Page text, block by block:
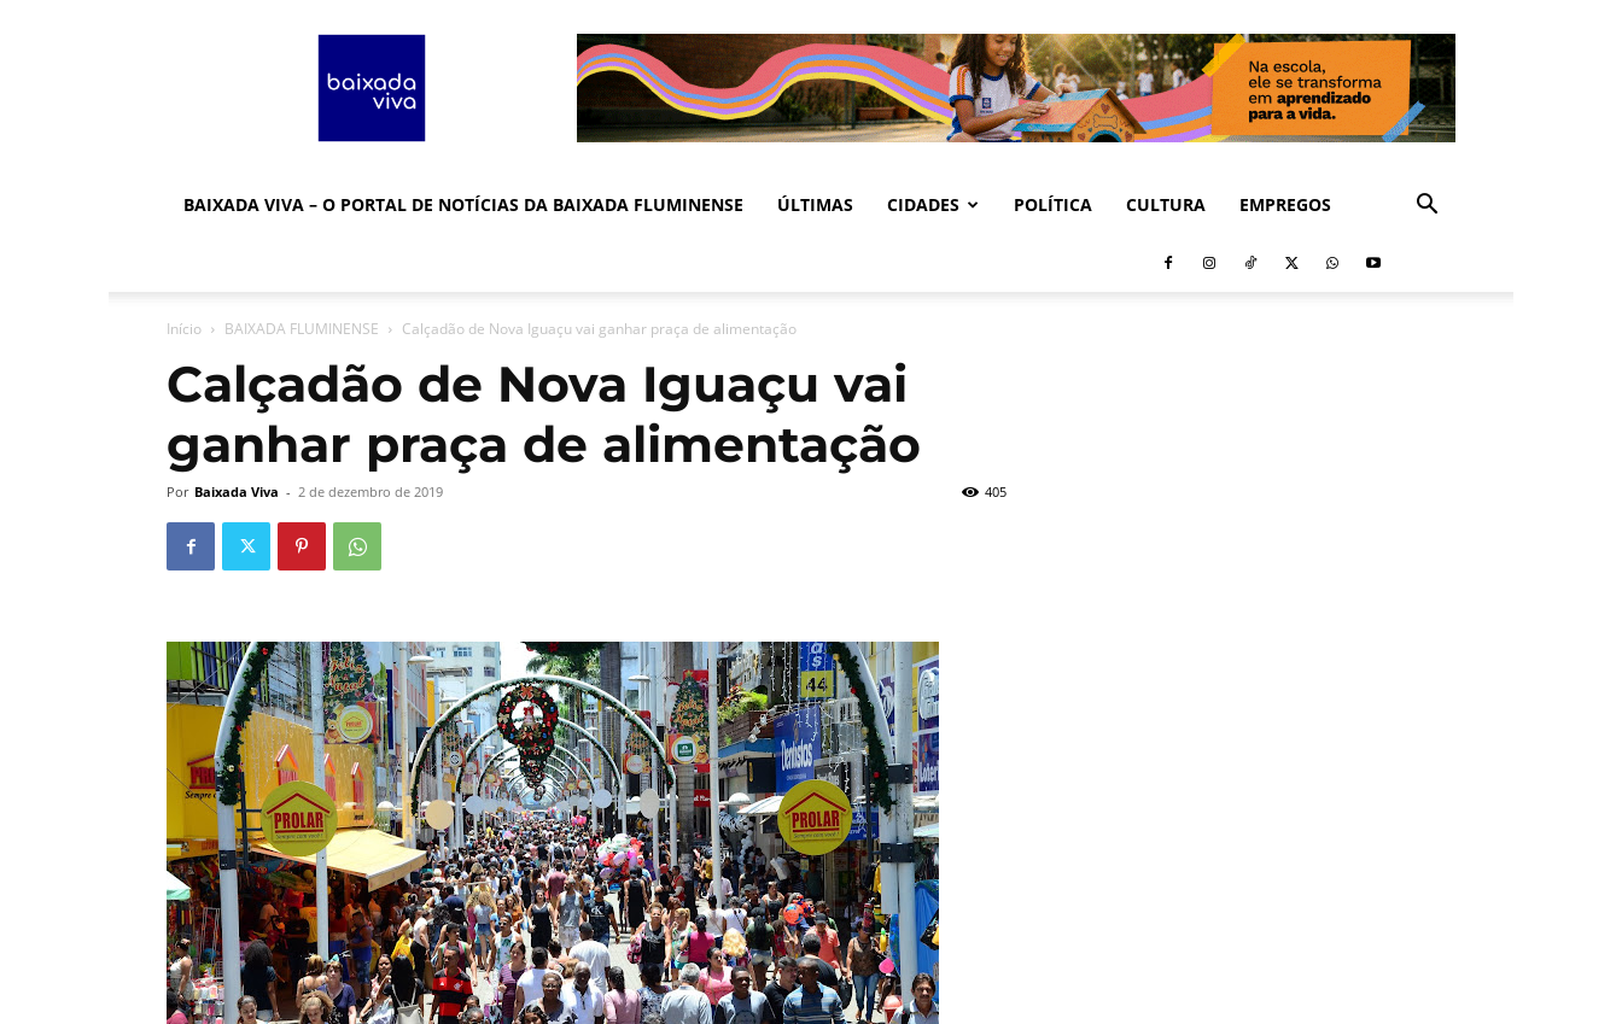
Viva
BAIXADA VIVA – O PORTAL DE NOTÍCIAS DA BAIXADA FLUMINENSE ÚLTIMAS CIDADES POLÍTICA CULTURA EMPREGOS
Início BAIXADA FLUMINENSE Calçadão de Nova Iguaçu vai ganhar praça de alimentação
Calçadão de Nova Iguaçu vai
ganhar praça de alimentação
Por Baixada Viva - 2 de dezembro de 2019 405